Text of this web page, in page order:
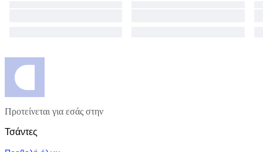
Προτείνεται για εσάς στην
Τσάντες